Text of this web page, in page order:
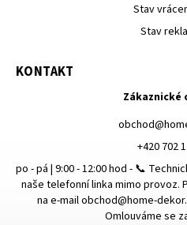
Stav
Stav
KONTAKT
Zákaznické
obchod@
+420 702
po - pá | 9:00 - 12:00 hod - 📞
naše telefonní linka mimo provoz.
na e-mail obchod@home-
Omlouváme se